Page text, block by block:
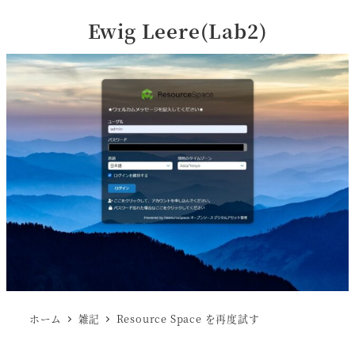
Ewig Leere(Lab2)
ホーム 雑記 Resource Space を再度試す